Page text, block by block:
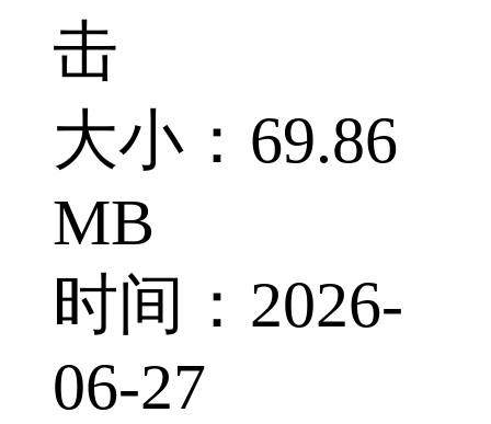
击
大小：69.86
MB
时间：2026-
06-27